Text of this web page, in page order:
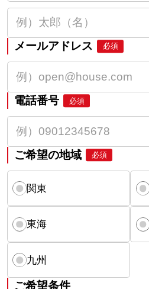
メールアドレス 必須
電話番号 必須
ご希望の地域 必須
関東
東海
九州
ご希望条件